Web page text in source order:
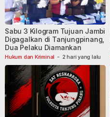
Hukum dan Kriminal - 2 hari yang lalu
Sabu 3 Kilogram Tujuan Jambi
Digagalkan di Tanjungpinang,
Dua Pelaku Diamankan